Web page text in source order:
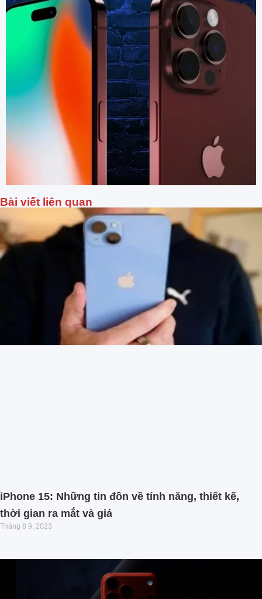
Bài viết liên quan
iPhone 15: Những tin đồn về tính năng, thiết kế,
thời gian ra mắt và giá
Tháng 8 9, 2023